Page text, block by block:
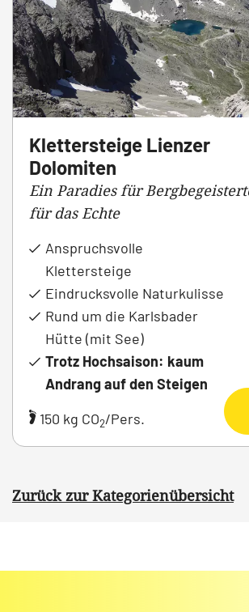
Klettersteige Lienzer
Dolomiten
Ein Paradies für
für das Echte
Anspruchsvolle
Klettersteige
Eindrucksvolle Naturkulisse
Rund um die Karlsbader
Hütte (mit See)
Trotz Hochsaison: kaum
Andrang auf den Steigen
150 kg CO2/Pers.
Zurück zur Kategorienübersicht